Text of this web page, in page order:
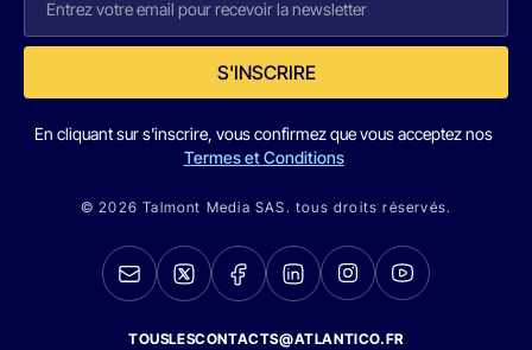
S'INSCRIRE
En cliquant sur s'inscrire, vous confirmez que vous acceptez nos
Termes et Conditions
© 2026 Talmont Media SAS. tous droits réservés.
TOUSLESCONTACTS@ATLANTICO.FR